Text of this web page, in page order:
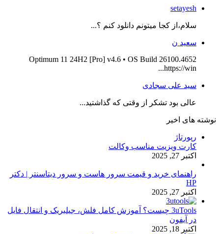
setayesh
سلام،از کجا میتونم دانلود کنم ؟...
سعید ن
Optimum 11 24H2 [Pro] v4.6 • OS Build 26100.4652
https://win...
سید علی سجادی
عالی بود تشکر از وقتی که گذاشتید...
نوشته های اخیر
رپورتاژ
کارت ویزیت مناسب وکالت
اکتبر 27, 2025
راهنمای خرید و قیمت سرور هاست و سرور دیتاسنتر | دکتر
HP
اکتبر 27, 2025
3uTools چیست؟ آموزش کامل فلش، جیلبریک و انتقال فایل
در آیفون
اکتبر 18, 2025